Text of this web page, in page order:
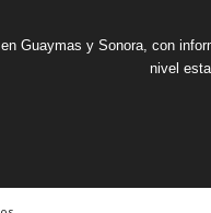
Guaymas y Sonora, con
nivel